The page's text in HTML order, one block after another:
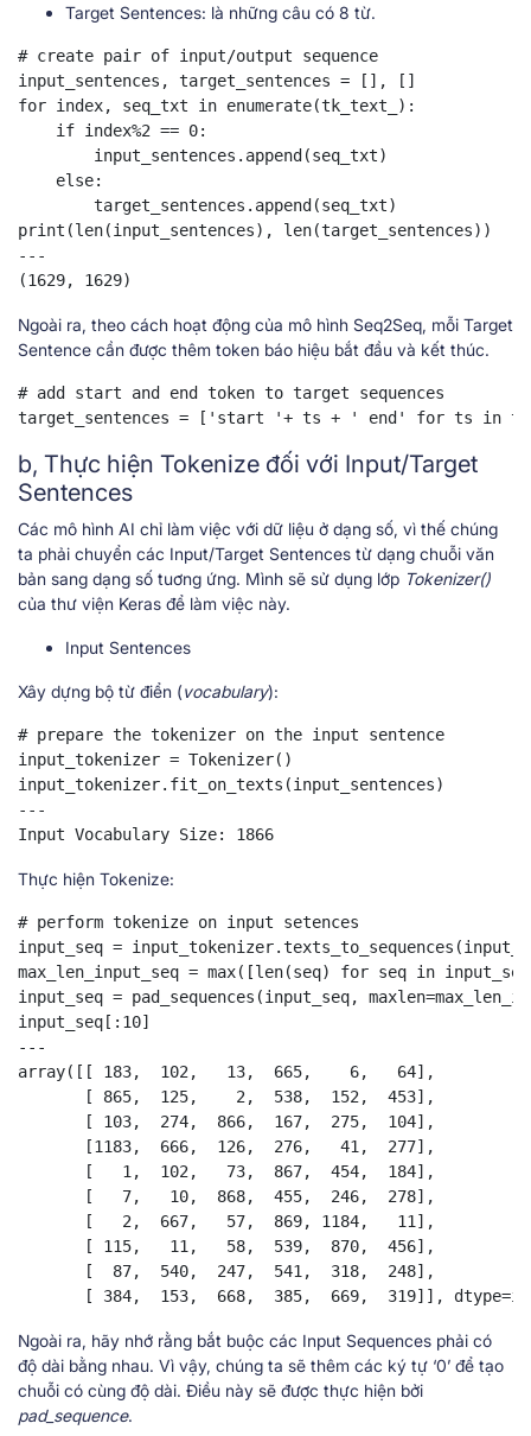
Target Sentences: là những câu có 8 từ.
# create pair of input/output sequence
input_sentences, target_sentences = [], []
for index, seq_txt in enumerate(tk_text_):
    if index%2 == 0:
        input_sentences.append(seq_txt)
    else:
        target_sentences.append(seq_txt)
print(len(input_sentences), len(target_sentences))
---
(1629, 1629)
Ngoài ra, theo cách hoạt động của mô hình Seq2Seq, mỗi Target
Sentence cần được thêm token báo hiệu bắt đầu và kết thúc.
# add start and end token to target sequences
target_sentences = ['start '+ ts + ' end' for ts in
b, Thực hiện Tokenize đối với Input/Target
Sentences
Các mô hình AI chỉ làm việc với dữ liệu ở dạng số, vì thế chúng
ta phải chuyển các Input/Target Sentences từ dạng chuỗi văn
bản sang dạng số tuơng ứng. Mình sẽ sử dụng lớp Tokenizer()
của thư viện Keras để làm việc này.
Input Sentences
Xây dựng bộ từ điển (vocabulary):
# prepare the tokenizer on the input sentence
input_tokenizer = Tokenizer()
input_tokenizer.fit_on_texts(input_sentences)
---
Input Vocabulary Size: 1866
Thực hiện Tokenize:
# perform tokenize on input setences
input_seq =
max_len_input_seq = max([len(seq) for seq in
input_seq = pad_sequences(input_seq,
input_seq[:10]
---
array([[ 183,  102,   13,  665,    6,   64],
       [ 865,  125,    2,  538,  152,  453],
       [ 103,  274,  866,  167,  275,  104],
       [1183,  666,  126,  276,   41,  277],
       [   1,  102,   73,  867,  454,  184],
       [   7,   10,  868,  455,  246,  278],
       [   2,  667,   57,  869, 1184,   11],
       [ 115,   11,   58,  539,  870,  456],
       [  87,  540,  247,  541,  318,  248],
[ 384,  153,  668,  385,  669,  319]],
Ngoài ra, hãy nhớ rằng bắt buộc các Input Sequences phải có
độ dài bằng nhau. Vì vậy, chúng ta sẽ thêm các ký tự ‘0’ để tạo
chuỗi có cùng độ dài. Điều này sẽ được thực hiện bởi
pad_sequence.